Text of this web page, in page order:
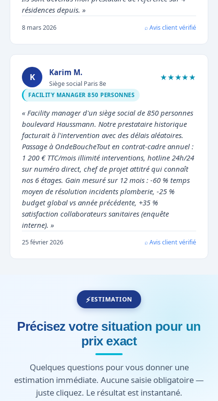
résidences depuis. »
8 mars 2026 ⌕ Avis client vérifié
K Karim M.
Siège social Paris 8e
★★★★★
FACILITY MANAGER 850 PERSONNES
« Facility manager d'un siège social de 850 personnes
boulevard Haussmann. Notre prestataire historique
facturait à l'intervention avec des délais aléatoires.
Passage à OndeBoucheTout en contrat-cadre annuel :
1 200 € TTC/mois illimité interventions, hotline 24h/24
sur numéro direct, chef de projet attitré qui connaît
nos 6 étages. Gain mesuré sur 12 mois : -60 % temps
moyen de résolution incidents plomberie, -25 %
budget global vs année précédente, +35 %
satisfaction collaborateurs sanitaires (enquête
interne). »
25 février 2026 ⌕ Avis client vérifié
ESTIMATION
Précisez votre situation pour un
prix exact
Quelques questions pour vous donner une
estimation immédiate. Aucune saisie obligatoire —
juste cliquez. Le résultat est instantané.